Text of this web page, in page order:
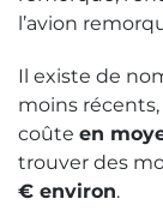
l’avion
Il existe de
moins
coûte en
trouver des
€ environ.